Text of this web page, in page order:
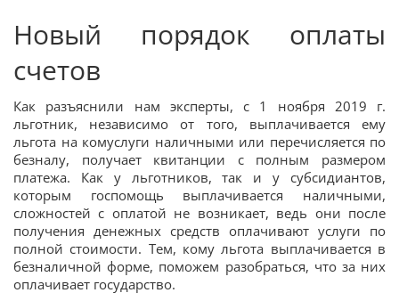
Новый порядок оплаты
счетов
Как разъяснили нам эксперты, с 1 ноября 2019 г.
льготник, независимо от того, выплачивается ему
льгота на комуслуги наличными или перечисляется по
безналу, получает квитанции с полным размером
платежа. Как у льготников, так и у субсидиантов,
которым госпомощь выплачивается наличными,
сложностей с оплатой не возникает, ведь они после
получения денежных средств оплачивают услуги по
полной стоимости. Тем, кому льгота выплачивается в
безналичной форме, поможем разобраться, что за них
оплачивает государство.